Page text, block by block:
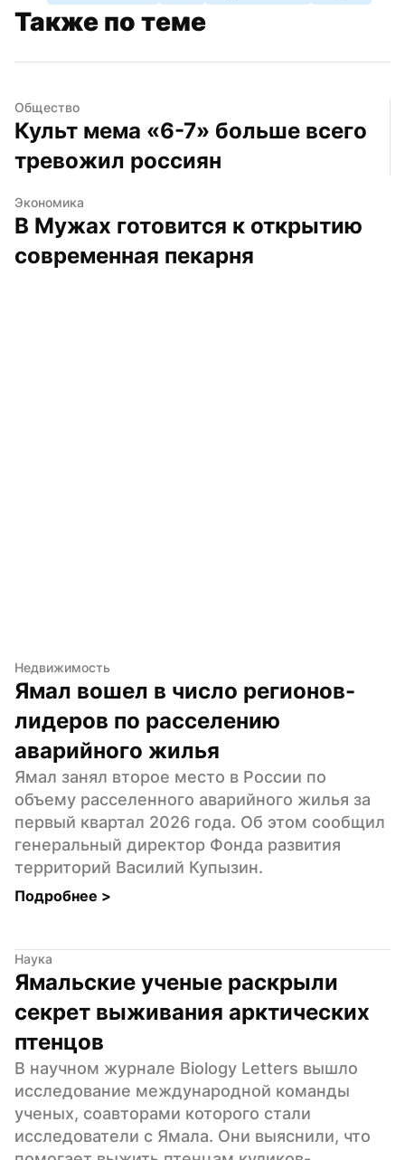
Также по теме
Общество
Культ мема «6-7» больше всего
тревожил россиян
Экономика
В Мужах готовится к открытию
современная пекарня
Недвижимость
Ямал вошел в число регионов-
лидеров по расселению
аварийного жилья
Ямал занял второе место в России по
объему расселенного аварийного жилья за
первый квартал 2026 года. Об этом сообщил
генеральный директор Фонда развития
территорий Василий Купызин.
Подробнее >
Наука
Ямальские ученые раскрыли
секрет выживания арктических
птенцов
В научном журнале Biology Letters вышло
исследование международной команды
ученых, соавторами которого стали
исследователи с Ямала. Они выяснили, что